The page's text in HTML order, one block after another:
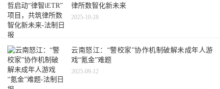
律所数智化新未来
2025-10-28
云南怒江：“警校家”协作机制破解未成年人游
戏“氪金”难题
2025-09-12